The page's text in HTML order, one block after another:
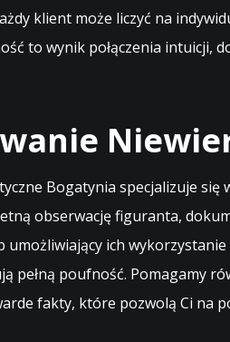
klient może liczyć na
to wynik połączenia intuicji,
Bogatynia specjalizuje się
obserwację figuranta,
ich
pełną poufność. Pomagamy
fakty, które pozwolą Ci na